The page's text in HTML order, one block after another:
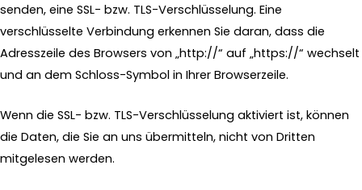
senden, eine SSL- bzw. TLS-Verschlüsselung. Eine
verschlüsselte Verbindung erkennen Sie daran, dass die
Adresszeile des Browsers von „http://“ auf „https://“ wechselt
und an dem Schloss-Symbol in Ihrer Browserzeile.
Wenn die SSL- bzw. TLS-Verschlüsselung aktiviert ist, können
die Daten, die Sie an uns übermitteln, nicht von Dritten
mitgelesen werden.